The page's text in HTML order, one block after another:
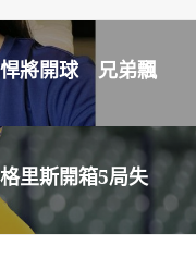
悍將開球 兄弟飄
里斯開箱5局失